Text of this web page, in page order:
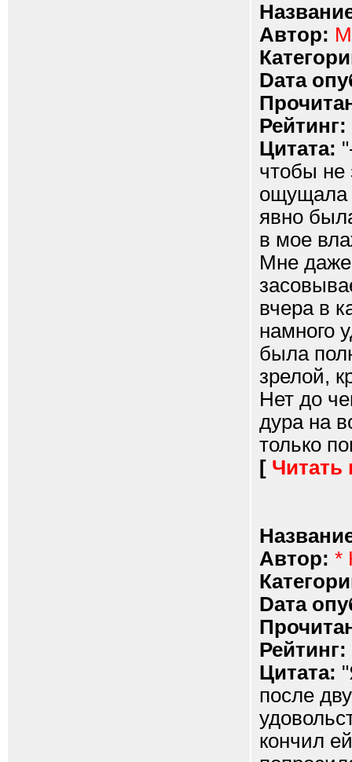
Автор:
Dата
Рейтинг:
Цитата:
чтобы не
ощущала
явно
в мое
Мне даже
вчера в
намного
была
зрелой,
Нет до
дура на
только
[ Читать
Автор: *
Dата
Рейтинг:
Цитата:
после
кончил